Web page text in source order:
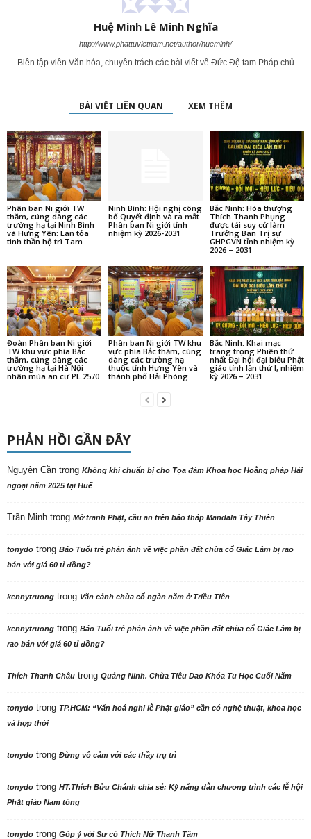
Huệ Minh Lê Minh Nghĩa
http://www.phattuvietnam.net/author/hueminh/
Biên tập viên Văn hóa, chuyên trách các bài viết về Đức Đệ tam Pháp chủ
BÀI VIẾT LIÊN QUAN XEM THÊM
Phân ban Ni giới TW
thăm, cúng dàng các
trường hạ tại Ninh Bình
và Hưng Yên: Lan tỏa
tinh thần hộ trì Tam...
Ninh Bình: Hội nghị công
bố Quyết định và ra mắt
Phân ban Ni giới tỉnh
nhiệm kỳ 2026-2031
Bắc Ninh: Hòa thượng
Thích Thanh Phụng
được tái suy cử làm
Trưởng Ban Trị sự
GHPGVN tỉnh nhiệm kỳ
2026 – 2031
Đoàn Phân ban Ni giới
TW khu vực phía Bắc
thăm, cúng dàng các
trường hạ tại Hà Nội
nhân mùa an cư PL.2570
Phân ban Ni giới TW khu
vực phía Bắc thăm, cúng
dàng các trường hạ
thuộc tỉnh Hưng Yên và
thành phố Hải Phòng
Bắc Ninh: Khai mạc
trang trọng Phiên thứ
nhất Đại hội đại biểu Phật
giáo tỉnh lần thứ I, nhiệm
kỳ 2026 – 2031
PHẢN HỒI GẦN ĐÂY
Nguyên Cần trong Không khí chuẩn bị cho Tọa đàm Khoa học Hoằng pháp Hải
ngoại năm 2025 tại Huế
Trần Minh trong Mở tranh Phật, cầu an trên bảo tháp Mandala Tây Thiên
tonydo trong Báo Tuổi trẻ phản ảnh về việc phần đất chùa cổ Giác Lâm bị rao
bán với giá 60 tỉ đồng?
kennytruong trong Vãn cảnh chùa cổ ngàn năm ở Triều Tiên
kennytruong trong Báo Tuổi trẻ phản ảnh về việc phần đất chùa cổ Giác Lâm bị
rao bán với giá 60 tỉ đồng?
Thích Thanh Châu trong Quảng Ninh. Chùa Tiêu Dao Khóa Tu Học Cuối Năm
tonydo trong TP.HCM: “Văn hoá nghi lễ Phật giáo” cần có nghệ thuật, khoa học
và hợp thời
tonydo trong Đừng vô cảm với các thầy trụ trì
tonydo trong HT.Thích Bửu Chánh chia sẻ: Kỹ năng dẫn chương trình các lễ hội
Phật giáo Nam tông
tonydo trong Góp ý với Sư cô Thích Nữ Thanh Tâm